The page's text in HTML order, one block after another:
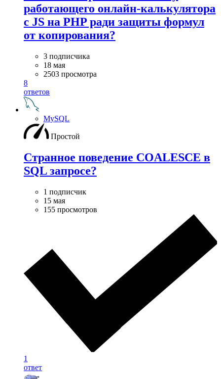
работающего онлайн-калькулятора
с JS на PHP ради защиты формул
от копирования?
3 подписчика
18 мая
2503 просмотра
8
ответов
MySQL
Простой
Странное поведение COALESCE в
SQL запросе?
1 подписчик
15 мая
155 просмотров
1
ответ